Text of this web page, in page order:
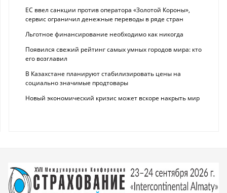
ЕС ввел санкции против оператора «Золотой Короны»,
сервис ограничил денежные переводы в ряде стран
Льготное финансирование необходимо как никогда
Появился свежий рейтинг самых умных городов мира: кто
его возглавил
В Казахстане планируют стабилизировать цены на
социально значимые продтовары
Новый экономический кризис может вскоре накрыть мир